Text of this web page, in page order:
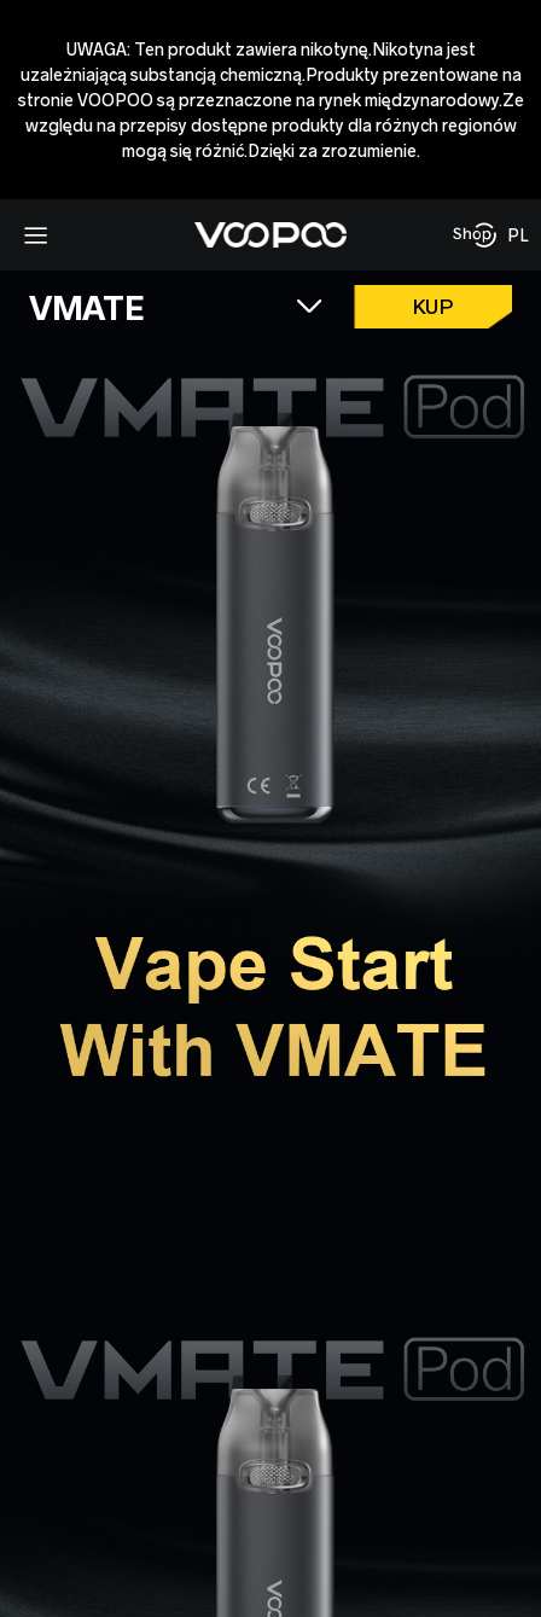
UWAGA: Ten produkt zawiera nikotynę.Nikotyna jest
uzależniającą substancją chemiczną.Produkty prezentowane na
stronie VOOPOO są przeznaczone na rynek międzynarodowy.Ze
względu na przepisy dostępne produkty dla różnych regionów
mogą się różnić.Dzięki za zrozumienie.
PL
VMATE KUP